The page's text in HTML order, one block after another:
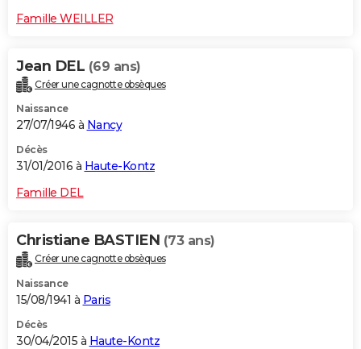
Famille WEILLER
Jean DEL (69 ans)
Créer une cagnotte obsèques
Naissance
27/07/1946 à Nancy
Décès
31/01/2016 à Haute-Kontz
Famille DEL
Christiane BASTIEN (73 ans)
Créer une cagnotte obsèques
Naissance
15/08/1941 à Paris
Décès
30/04/2015 à Haute-Kontz